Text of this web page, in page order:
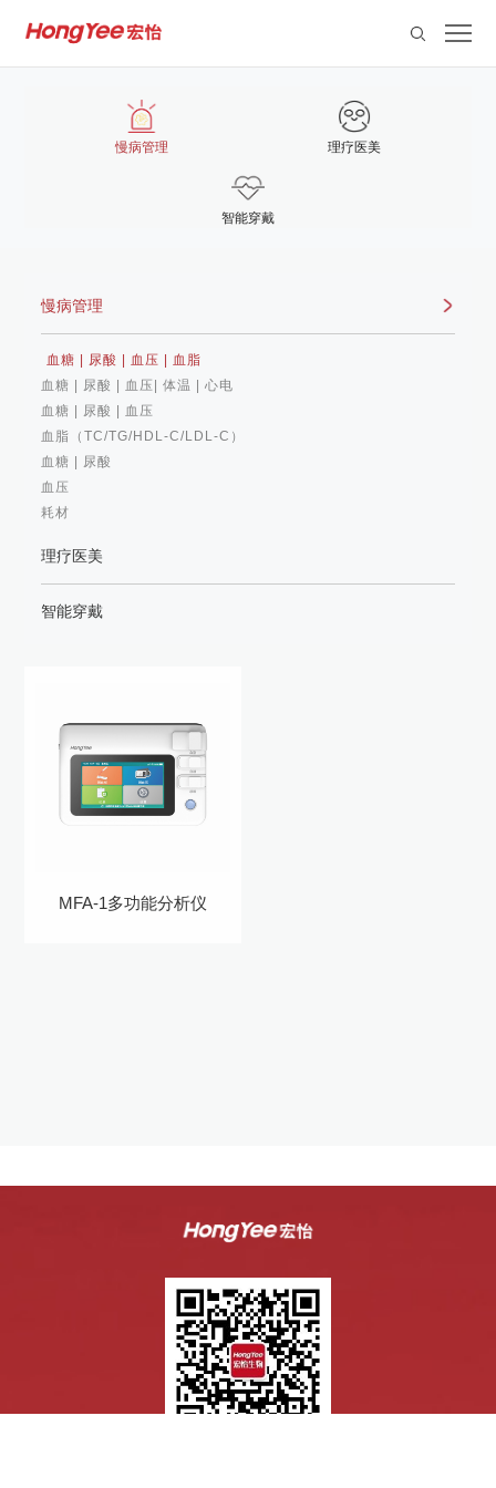
慢病管理 理疗医美
智能穿戴
慢病管理
血糖 | 尿酸 | 血压 | 血脂
血糖 | 尿酸 | 血压| 体温 | 心电
血糖 | 尿酸 | 血压
血脂（TC/TG/HDL-C/LDL-C）
血糖 | 尿酸
血压
耗材
理疗医美
智能穿戴
MFA-1多功能分析仪